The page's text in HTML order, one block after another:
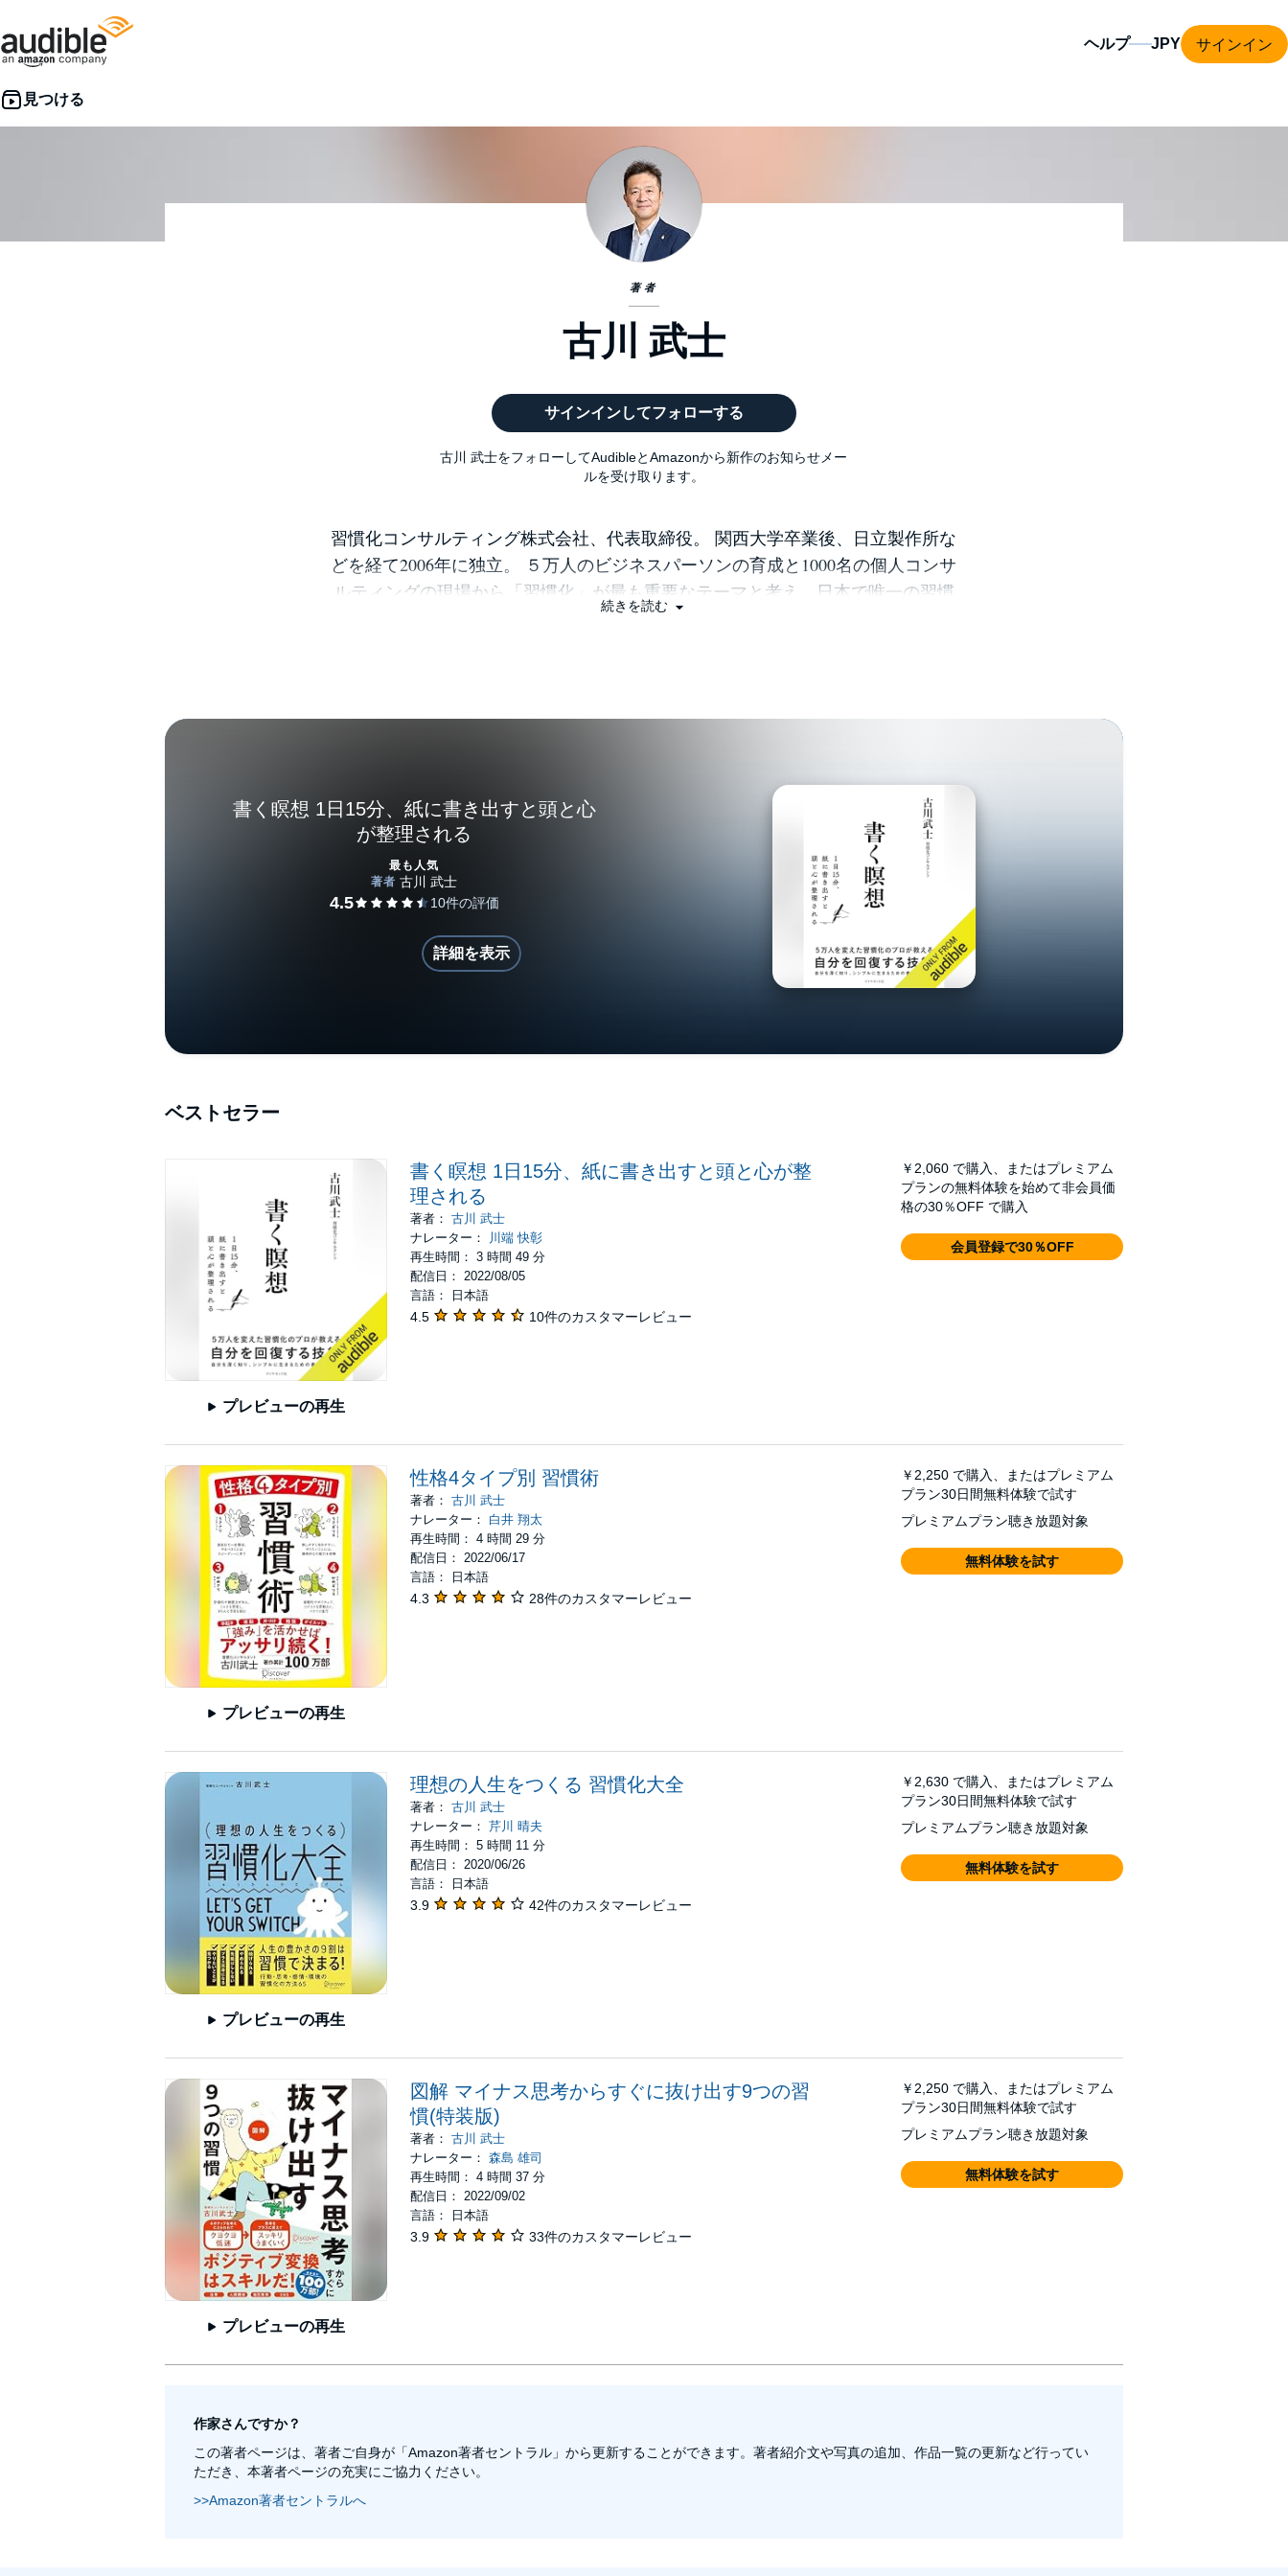
ヘルプ サインイン
著者
古川 武士
サインインしてフォローする
古川 武士をフォローしてAudibleとAmazonから新作のお知らせメー
ルを受け取ります。
習慣化コンサルティング株式会社、代表取締役。 関西大学卒業後、日立製作所な
どを経て2006年に独立。 ５万人のビジネスパーソンの育成と1000名の個人コンサ
ルティングの現場から「習慣化」が最も重要なテーマと考え、日本で唯一の習慣
化をテーマにしたコンサルティング会社を設立。 オリジナルの習慣化理論・技術
イナス思考からすぐに抜け出す９つの習慣』『習慣化大全』（ディスカヴァー２
イ・インドネシアでも広く翻訳されている。NHK「あさイチ」、TBS「情報７
daysザニュースキャスター」、テレビ朝日「モーニングバード」を始め、TV・ラ
ジオ・新聞など３００の以上のメディアにも出演している。
続きを読む
書く瞑想 1日15分、紙に書き出すと頭と心
が整理される
最も人気
詳細を表示
ベストセラー
プレビューの再生
書く瞑想 1日15分、紙に書き出すと頭と心が整
理される
著者： 古川 武士
ナレーター：
川端 快彰
再生時間： 3 時間 49 分
配信日： 2022/08/05
言語： 日本語
4.5 10件のカスタマーレビュー
￥2,060 で購入、またはプレミアム
プランの無料体験を始めて非会員価
格の30％OFF で購入
会員登録で30％OFF
プレビューの再生
性格4タイプ別 習慣術
著者： 古川 武士
ナレーター： 白井 翔太
再生時間： 4 時間 29 分
配信日： 2022/06/17
言語： 日本語
4.3 28件のカスタマーレビュー
￥2,250 で購入、またはプレミアム
プラン30日間無料体験で試す
プレミアムプラン聴き放題対象
無料体験を試す
プレビューの再生
理想の人生をつくる 習慣化大全
著者： 古川 武士
ナレーター： 芹川 晴夫
再生時間： 5 時間 11 分
配信日： 2020/06/26
言語： 日本語
3.9 42件のカスタマーレビュー
￥2,630 で購入、またはプレミアム
プラン30日間無料体験で試す
プレミアムプラン聴き放題対象
無料体験を試す
プレビューの再生
図解 マイナス思考からすぐに抜け出す9つの習
慣(特装版)
著者： 古川 武士
ナレーター： 森島 雄司
再生時間： 4 時間 37 分
配信日： 2022/09/02
言語： 日本語
3.9 33件のカスタマーレビュー
￥2,250 で購入、またはプレミアム
プラン30日間無料体験で試す
プレミアムプラン聴き放題対象
無料体験を試す
作家さんですか？
この著者ページは、著者ご自身が「Amazon著者セントラル」から更新することができます。著者紹介文や写真の追加、作品一覧の更新など行ってい
ただき、本著者ページの充実にご協力ください。
>>Amazon著者セントラルへ